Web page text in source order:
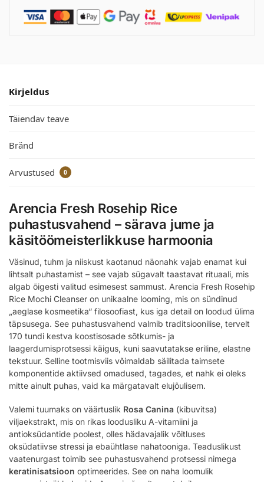
Kirjeldus
Täiendav teave
Bränd
Arvustused 0
Arencia Fresh Rosehip Rice
puhastusvahend – särava jume ja
käsitöömeisterlikkuse harmoonia
Väsinud, tuhm ja niiskust kaotanud näonahk vajab enamat kui
lihtsalt puhastamist – see vajab sügavalt taastavat rituaali, mis
algab õigesti valitud esimesest sammust. Arencia Fresh Rosehip
Rice Mochi Cleanser on unikaalne looming, mis on sündinud
„aeglase kosmeetika“ filosoofiast, kus iga detail on loodud ülima
täpsusega. See puhastusvahend valmib traditsioonilise, tervelt
170 tundi kestva koostisosade sõtkumis- ja
laagerdumisprotsessi käigus, kuni saavutatakse eriline, elastne
tekstuur. Selline tootmisviis võimaldab säilitada taimsete
komponentide aktiivsed omadused, tagades, et nahk ei oleks
mitte ainult puhas, vaid ka märgatavalt elujõulisem.
Valemi tuumaks on väärtuslik Rosa Canina (kibuvitsa)
viljaekstrakt, mis on rikas loodusliku A-vitamiini ja
antioksüdantide poolest, olles hädavajalik võitluses
oksüdatiivse stressi ja ebaühtlase nahatooniga. Teaduslikust
vaatenurgast toimib see puhastusvahend protsessi nimega
keratinisatsioon optimeerides. See on naha loomulik